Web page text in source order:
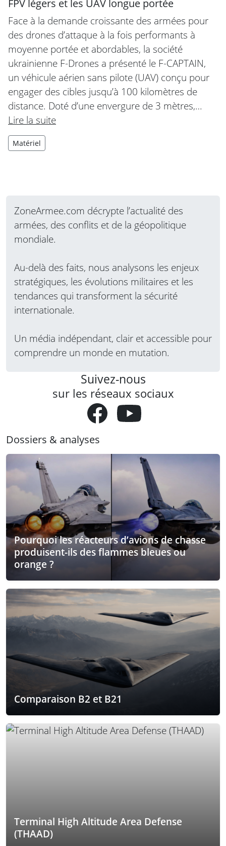
FPV légers et les UAV longue portée
Face à la demande croissante des armées pour
des drones d’attaque à la fois performants à
moyenne portée et abordables, la société
ukrainienne F-Drones a présenté le F-CAPTAIN,
un véhicule aérien sans pilote (UAV) conçu pour
engager des cibles jusqu’à 100 kilomètres de
distance. Doté d’une envergure de 3 mètres,…
Lire la suite
Matériel
ZoneArmee.com décrypte l’actualité des
armées, des conflits et de la géopolitique
mondiale.
Au-delà des faits, nous analysons les enjeux
stratégiques, les évolutions militaires et les
tendances qui transforment la sécurité
internationale.
Un média indépendant, clair et accessible pour
comprendre un monde en mutation.
Suivez-nous
sur les réseaux sociaux
Dossiers & analyses
Pourquoi les réacteurs d’avions de chasse
produisent-ils des flammes bleues ou
orange ?
Comparaison B2 et B21
Terminal High Altitude Area Defense
(THAAD)